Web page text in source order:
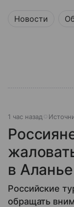
Новости
1 час назад
в Аланье
Российские
обращать